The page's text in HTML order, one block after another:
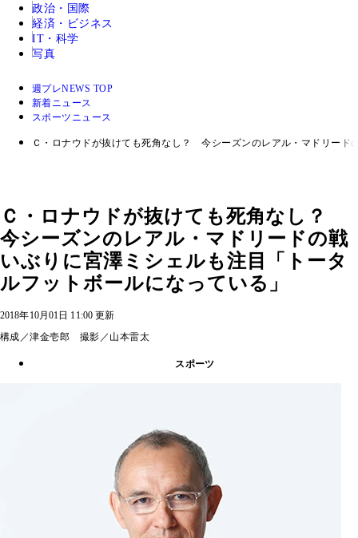
政治・国際
経済・ビジネス
IT・科学
写真
週プレNEWS TOP
新着ニュース
スポーツニュース
Ｃ・ロナウドが抜けても死角なし？ 今シーズンのレアル・マドリード
Ｃ・ロナウドが抜けても死角なし？
今シーズンのレアル・マドリードの戦
いぶりに宮澤ミシェルも注目「トータ
ルフットボールになっている」
2018年10月01日 11:00 更新
構成／津金壱郎 撮影／山本雷太
スポーツ